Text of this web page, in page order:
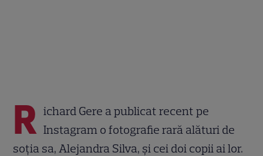
R ichard Gere a publicat recent pe
Instagram o fotografie rară alături de
soția sa, Alejandra Silva, și cei doi copii ai lor.